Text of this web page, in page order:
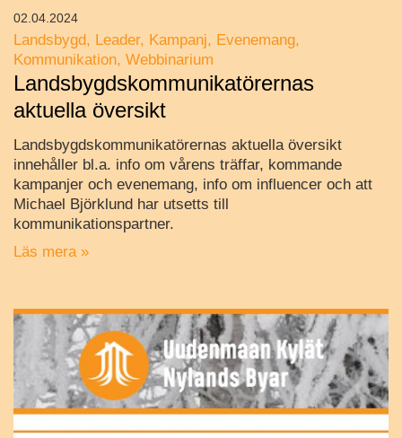
Landsbygd Leader Kampanj
Evenemang
Kommunikation Webbinarium
Landsbygdskommunikatörernas
aktuella översikt
Landsbygdskommunikatörernas aktuella översikt
innehåller bl.a. info om vårens träffar, kommande
kampanjer och evenemang, info om influencer och att
Michael Björklund har utsetts till
kommunikationspartner.
Läs mera »
02.04.2024